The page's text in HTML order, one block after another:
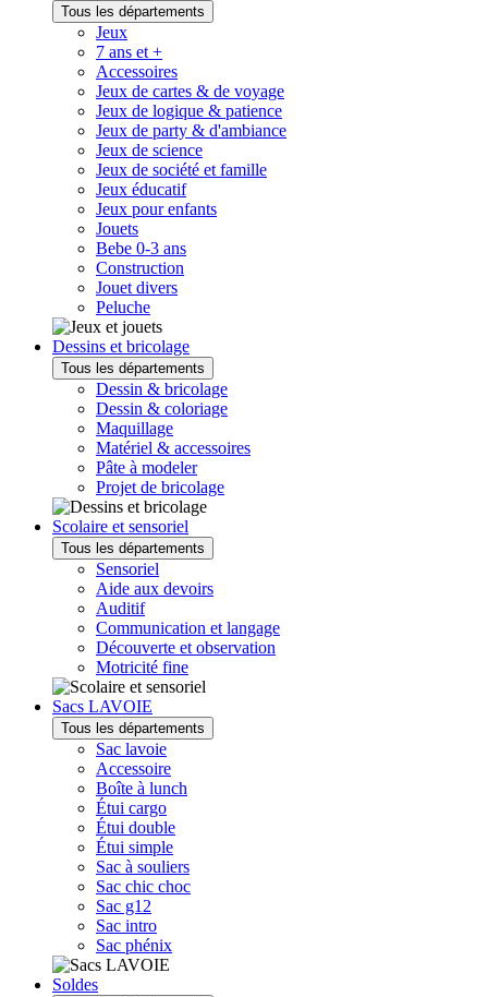
Tous les départements
Jeux
7 ans et +
Accessoires
Jeux de cartes & de voyage
Jeux de logique & patience
Jeux de party & d'ambiance
Jeux de science
Jeux de société et famille
Jeux éducatif
Jeux pour enfants
Jouets
Bebe 0-3 ans
Construction
Jouet divers
Peluche
Dessins et bricolage
Tous les départements
Dessin & bricolage
Dessin & coloriage
Maquillage
Matériel & accessoires
Pâte à modeler
Projet de bricolage
Scolaire et sensoriel
Tous les départements
Sensoriel
Aide aux devoirs
Auditif
Communication et langage
Découverte et observation
Motricité fine
Sacs LAVOIE
Tous les départements
Sac lavoie
Accessoire
Boîte à lunch
Étui cargo
Étui double
Étui simple
Sac à souliers
Sac chic choc
Sac g12
Sac intro
Sac phénix
Soldes